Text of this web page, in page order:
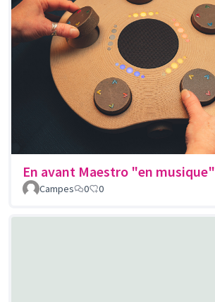
En avant Maestro "en musique"
Campes 0 0